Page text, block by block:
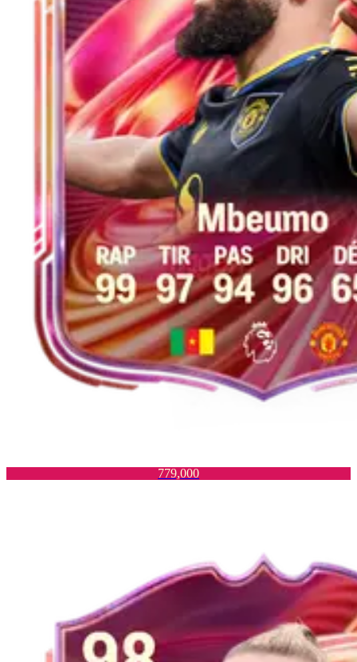
779,000